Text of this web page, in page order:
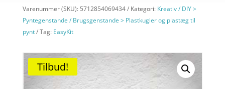
Varenummer (SKU): 5712854069434 Kategori: Kreativ / DIY >
Pyntegenstande / Brugsgenstande > Plastkugler og plastæg til
pynt
Tag: EasyKit
Tilbud!